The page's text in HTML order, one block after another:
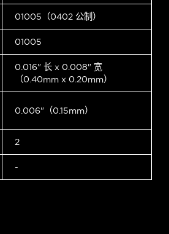
01005（0402 公制）
01005
0.016" 长 x 0.008" 宽
（0.40mm x 0.20mm）
0.006"（0.15mm）
2
-